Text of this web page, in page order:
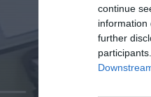
continue
information
further